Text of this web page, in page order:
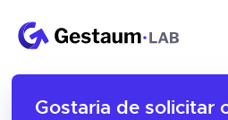
Gostaria de solicitar